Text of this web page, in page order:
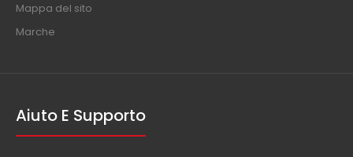
Mappa del sito
Marche
Aiuto E Supporto